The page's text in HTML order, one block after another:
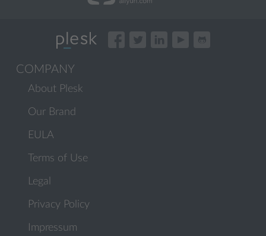
COMPANY
About Plesk
Our Brand
EULA
Terms of Use
Legal
Privacy Policy
Impressum